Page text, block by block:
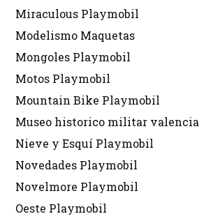
Miraculous Playmobil
Modelismo Maquetas
Mongoles Playmobil
Motos Playmobil
Mountain Bike Playmobil
Museo historico militar valencia
Nieve y Esquí Playmobil
Novedades Playmobil
Novelmore Playmobil
Oeste Playmobil